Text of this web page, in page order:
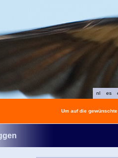
es
nl
Um auf die